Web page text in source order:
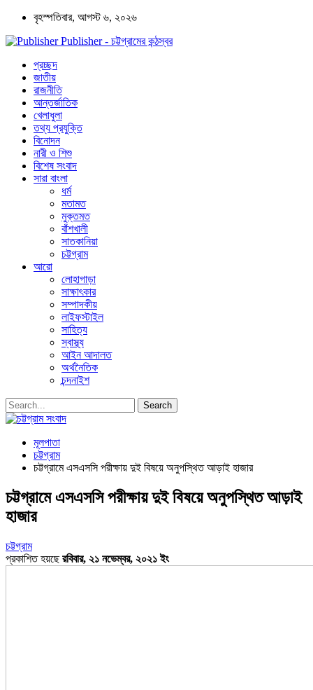
বৃহস্পতিবার, আগস্ট ৬, ২০২৬
Publisher - চট্টগ্রামের কন্ঠস্বর
প্রচ্ছদ
জাতীয়
রাজনীতি
আন্তর্জাতিক
খেলাধুলা
তথ্য প্রযুক্তি
বিনোদন
নারী ও শিশু
বিশেষ সংবাদ
সারা বাংলা
ধর্ম
মতামত
মুক্তমত
বাঁশখালী
সাতকানিয়া
চট্টগ্রাম
আরো
লোহাগাড়া
সাক্ষাৎকার
সম্পাদকীয়
লাইফস্টাইল
সাহিত্য
স্বাস্থ্য
আইন আদালত
অর্থনৈতিক
চন্দনাইশ
মূলপাতা
চট্টগ্রাম
চট্টগ্রামে এসএসসি পরীক্ষায় দুই বিষয়ে অনুপস্থিত আড়াই হাজার
চট্টগ্রামে এসএসসি পরীক্ষায় দুই বিষয়ে অনুপস্থিত আড়াই
হাজার
চট্টগ্রাম
প্রকাশিত হয়ছেরবিবার, ২১ নভেম্বর, ২০২১ ইং